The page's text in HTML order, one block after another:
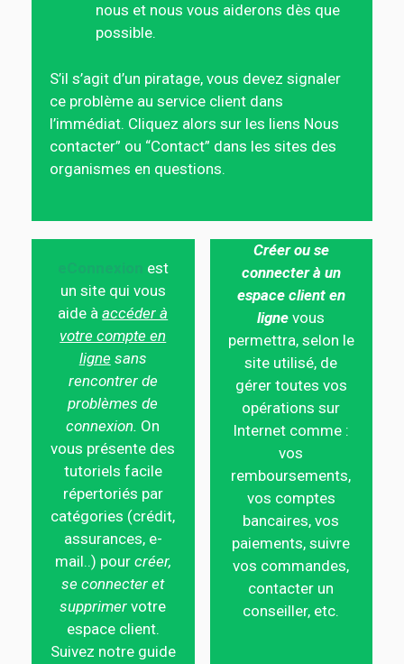
nous et nous vous aiderons dès que
possible.
S’il s’agit d’un piratage, vous devez signaler
ce problème au service client dans
l’immédiat. Cliquez alors sur les liens Nous
contacter” ou “Contact” dans les sites des
organismes en questions.
est
un site qui vous
aide àaccéder à
votre compte en
ligne sans
rencontrer de
problèmes de
connexion. On
vous présente des
tutoriels facile
répertoriés par
catégories (crédit,
assurances, e-
mail..) pour créer,
se connecter et
supprimer votre
espace client.
Suivez notre guide
Créer ou se
connecter à un
espace client en
ligne vous
permettra, selon le
site utilisé, de
gérer toutes vos
opérations sur
Internet comme :
vos
remboursements,
vos comptes
bancaires, vos
paiements, suivre
vos commandes,
contacter un
conseiller, etc.